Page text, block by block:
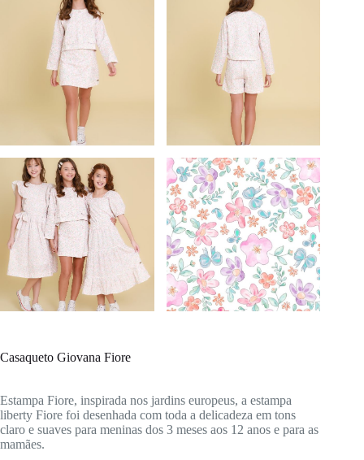
Casaqueto Giovana Fiore
Estampa Fiore, inspirada nos jardins europeus, a estampa
liberty Fiore foi desenhada com toda a delicadeza em tons
claro e suaves para meninas dos 3 meses aos 12 anos e para as
mamães.